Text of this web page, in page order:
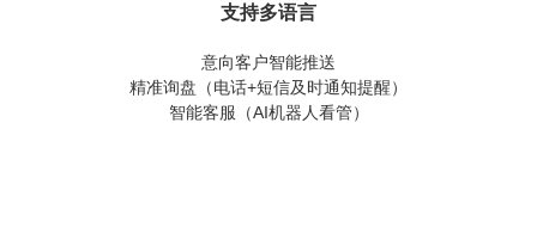
支持多语言
意向客户智能推送
精准询盘（电话+短信及时通知提醒）
智能客服（AI机器人看管）